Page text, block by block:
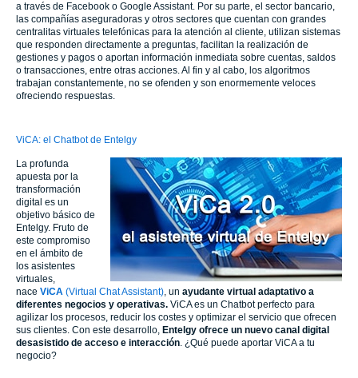
a través de Facebook o Google Assistant. Por su parte, el sector bancario,
las compañías aseguradoras y otros sectores que cuentan con grandes
centralitas virtuales telefónicas para la atención al cliente, utilizan sistemas
que responden directamente a preguntas, facilitan la realización de
gestiones y pagos o aportan información inmediata sobre cuentas, saldos
o transacciones, entre otras acciones. Al fin y al cabo, los algoritmos
trabajan constantemente, no se ofenden y son enormemente veloces
ofreciendo respuestas.
ViCA: el Chatbot de Entelgy
La profunda
apuesta por la
transformación
digital es un
objetivo básico de
Entelgy. Fruto de
este compromiso
en el ámbito de
los asistentes
virtuales,
nace ViCA (Virtual Chat Assistant) , un ayudante virtual adaptativo a
diferentes negocios y operativas. ViCA es un Chatbot perfecto para
agilizar los procesos, reducir los costes y optimizar el servicio que ofrecen
sus clientes. Con este desarrollo, Entelgy ofrece un nuevo canal digital
desasistido de acceso e interacción . ¿Qué puede aportar ViCA a tu
negocio?